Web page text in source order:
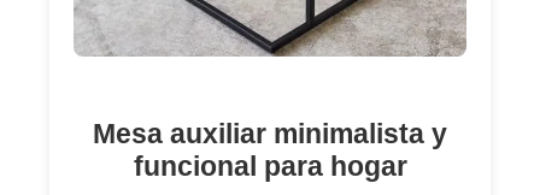
Mesa auxiliar minimalista y
funcional para hogar